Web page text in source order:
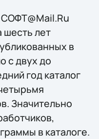
шесть лет
в
с двух до
год каталог
Значительно
в каталоге.